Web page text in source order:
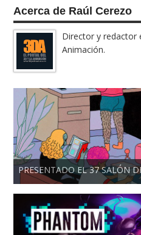
Acerca de Raúl Cerezo
Director y redactor
Animación.
PRESENTADO EL 37 SALÓN